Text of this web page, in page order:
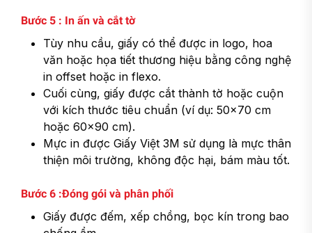
Bước 5 : In ấn và cắt tờ
Tùy nhu cầu, giấy có thể được in logo, hoa
văn hoặc họa tiết thương hiệu bằng công nghệ
in offset hoặc in flexo.
Cuối cùng, giấy được cắt thành tờ hoặc cuộn
với kích thước tiêu chuẩn (ví dụ: 50x70 cm
hoặc 60x90 cm).
Mực in được Giấy Việt 3M sử dụng là mực thân
thiện môi trường, không độc hại, bám màu tốt.
Bước 6 :Đóng gói và phân phối
Giấy được đếm, xếp chồng, bọc kín trong bao